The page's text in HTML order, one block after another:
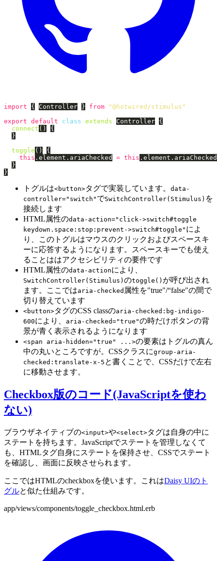
import { Controller } from "@hotwired/stimulus "
export default class extends Controller {
connect ()
{
}
toggle ()
{
this . element . ariaChecked = this . element . ariaChecked
}
}
トグルは<button>タグで実装しています。 data-
controller="switch" でSwitchController(Stimulus) を
接続します
HTML属性のdata-action="click->switch#toggle
keydown.space:stop:prevent->switch#toggle" によ
り、このトグルはマウスのクリックおよびスペースキ
ーに応答するようになります。スペースキーでも使え
ることははアクセシビリティの要件です
HTML属性のdata-actionにより、
SwitchController(Stimulus) のtoggle() が呼び出され
ます。ここではaria-checked 属性を"true"/“false"の間で
切り替えています
<button>タグのCSS classのaria-checked:bg-indigo-
600により、 aria-checked="true"の時だけボタンの背
景が青く表示されるようになります
<span aria-hidden="true" ...>の要素はトグルの真ん
中の丸いところですが。CSSクラスにgroup-aria-
checked:translate-x-5 と書くことで、CSSだけで左右
に移動させます。
Checkbox版のコード(JavaScriptを使わ
ない)
ブラウザネイティブの<input>や<select>タグは自身の中に
ステートを持ちます。JavaScriptでステートを管理しなくて
も、HTMLタグ自身にステートを保持させ、CSSでステート
を確認し、画面に反映させられます。
ここではHTMLのcheckboxを使います。これはDaisy UIのト
グルと似た仕組みです。
app/views/components/toggle_checkbox.html.erb